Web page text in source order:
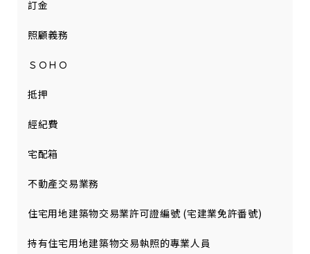
訂金
照顧義務
ＳＯＨＯ
抵押
經紀費
宅配箱
不動產交易業務
住宅用地建築物交易業許可證編號 (宅建業免許番號)
持有住宅用地建築物交易執照的專業人員